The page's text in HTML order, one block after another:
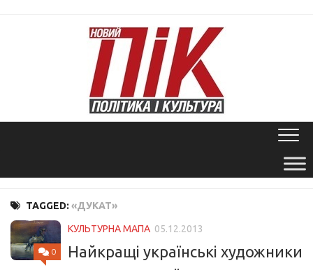
TAGGED: «ДУКАТ»
0
КУЛЬТУРНА МАПА 05.12.2013
Найкращі українські художники